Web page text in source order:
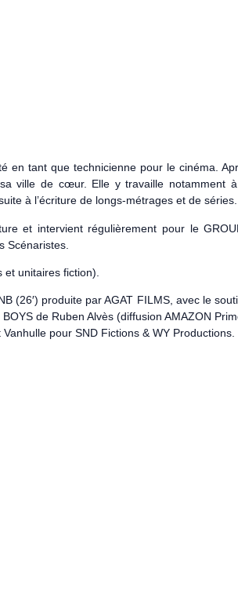
en tant que technicienne pour le cinéma.
ville de cœur. Elle y travaille notamment
à l’écriture de longs-métrages et de séries.
et intervient régulièrement pour le
Scénaristes.
unitaires fiction).
(26′) produite par AGAT FILMS, avec le
de Ruben Alvès (diffusion AMAZON
pour SND Fictions & WY Productions.